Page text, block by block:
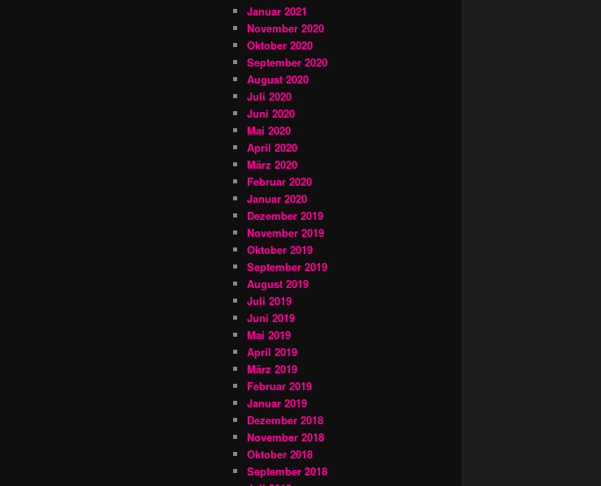
Januar 2021
November 2020
Oktober 2020
September 2020
August 2020
Juli 2020
Juni 2020
Mai 2020
April 2020
März 2020
Februar 2020
Januar 2020
Dezember 2019
November 2019
Oktober 2019
September 2019
August 2019
Juli 2019
Juni 2019
Mai 2019
April 2019
März 2019
Februar 2019
Januar 2019
Dezember 2018
November 2018
Oktober 2018
September 2018